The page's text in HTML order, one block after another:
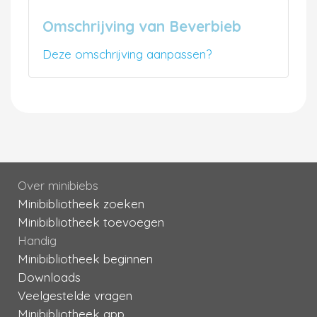
Omschrijving van Beverbieb
Deze omschrijving aanpassen?
Over minibiebs
Minibibliotheek zoeken
Minibibliotheek toevoegen
Handig
Minibibliotheek beginnen
Downloads
Veelgestelde vragen
Minibibliotheek app